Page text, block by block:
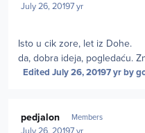
July 26, 20197 yr
Isto u cik zore, let iz Dohe.
da, dobra ideja, pogledaću.
Edited July 26, 20197 yrby
pedjalon Members
July 26, 20197 yr